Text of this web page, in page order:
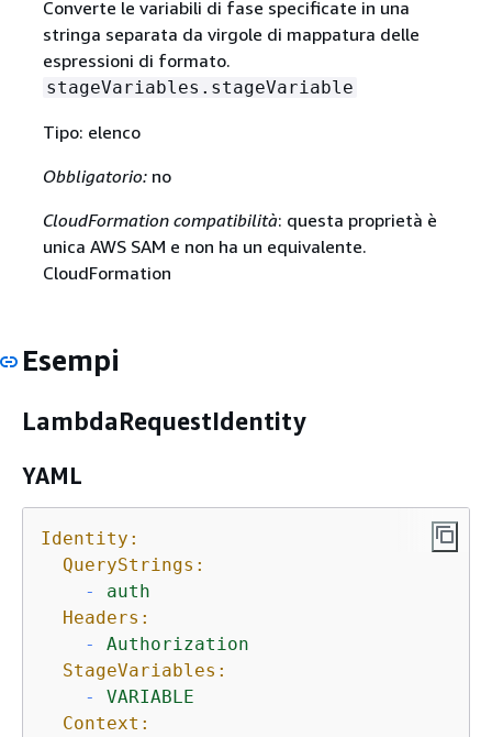
Converte le variabili di fase specificate in una
stringa separata da virgole di mappatura delle
espressioni di formato.
stageVariables.stageVariable
Tipo: elenco
Obbligatorio:no
CloudFormation compatibilità: questa proprietà è
unica AWS SAM e non ha un equivalente.
CloudFormation
Esempi
LambdaRequestIdentity
YAML
Identity:
QueryStrings:
-
auth
Headers:
-
Authorization
StageVariables:
-
VARIABLE
Context: